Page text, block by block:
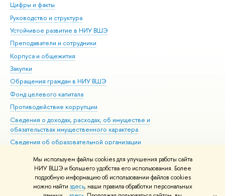
Мы используем файлы cookies для улучшения работы сайта
НИУ ВШЭ и большего удобства его использования. Более
подробную информацию об использовании файлов cookies
можно найти здесь, наши правила обработки персональных
Цифры и факты
Руководство и структура
Устойчивое развитие в НИУ ВШЭ
Преподаватели и сотрудники
Корпуса и общежития
Закупки
Обращения граждан в НИУ ВШЭ
Фонд целевого капитала
Противодействие коррупции
Сведения о доходах, расходах, об имуществе и
обязательствах имущественного характера
Сведения об образовательной организации
Людям с ограниченными возможностями здоровья
Единая платежная страница
Работа в Вышке